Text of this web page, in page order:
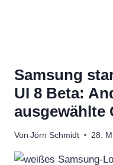
Samsung
UI 8 Beta:
ausgewählte
Von Jörn Schmidt 28.